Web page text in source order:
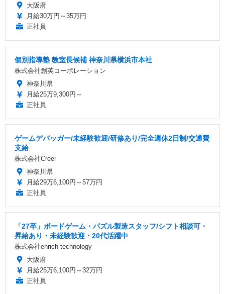
大阪府
月給30万円～35万円
正社員
個別指導塾 教室長候補 神奈川県横浜市本社
株式会社創英コーポレーション
神奈川県
月給25万9,300円～
正社員
ゲームデバッガー/未経験歓迎/研修あり/完全週休2日制/交通費
支給
株式会社Creer
神奈川県
月給29万6,100円～57万円
正社員
「27卒」ボードゲーム・パズル製造スタッフ/シフト相談可・
昇給あり・未経験歓迎・20代活躍中
株式会社enrich technology
大阪府
月給25万6,100円～32万円
正社員